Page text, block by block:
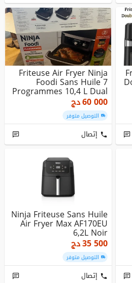
Friteuse Air Fryer Ninja
Foodi Sans Huile 7
Programmes 10,4 L Dual
Zon...
60 000دج
التوصيل متوفر
إتصال
Ninja Friteuse Sans Huile
Air Fryer Max AF170EU
6,2L Noir
35 500دج
التوصيل متوفر
إتصال